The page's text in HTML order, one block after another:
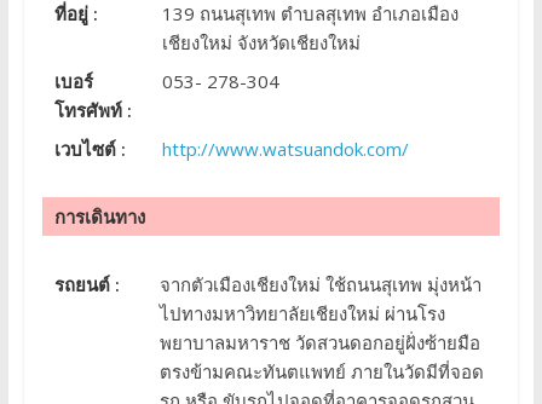
ที่อยู่ :
139 ถนนสุเทพ ตำบลสุเทพ อำเภอเมือง
เชียงใหม่ จังหวัดเชียงใหม่
เบอร์
โทรศัพท์ :
053- 278-304
เวบไซต์ : http://www.watsuandok.com/
การเดินทาง
รถยนต์ :
จากตัวเมืองเชียงใหม่ ใช้ถนนสุเทพ มุ่งหน้า
ไปทางมหาวิทยาลัยเชียงใหม่ ผ่านโรง
พยาบาลมหาราช วัดสวนดอกอยู่ฝั่งซ้ายมือ
ตรงข้ามคณะทันตแพทย์ ภายในวัดมีที่จอด